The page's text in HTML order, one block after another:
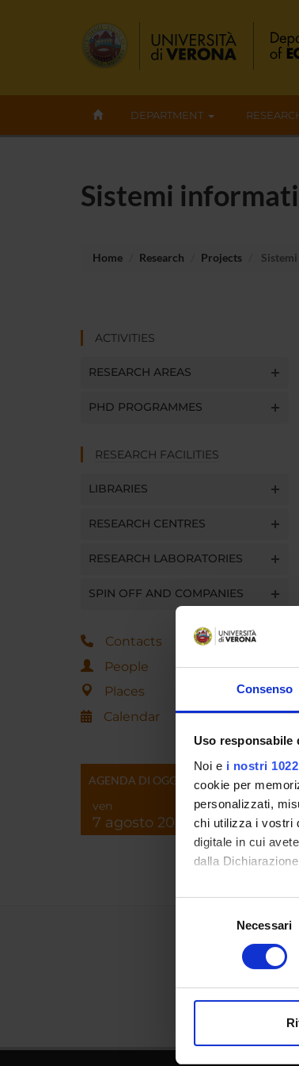
Consenso
Uso responsabile
Noi e i nostri
cookie per
personalizzati,
chi utilizza i vostri
digitale in cui
dalla
Con il tuo
digitali).
modificare o
Necessari
DEPARTMENT
Sistemi
Home Research Projects
ACTIVITIES
RESEARCH AREAS
PHD PROGRAMMES
RESEARCH FACILITIES
LIBRARIES
RESEARCH CENTRES
RESEARCH LABORATORIES
SPIN OFF AND COMPANIES
Contacts
People
Places
Calendar
AGENDA DI OGGI
ven
7 agosto 2026